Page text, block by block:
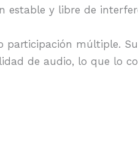
estable y libre de
participación múltiple.
de audio, lo que lo